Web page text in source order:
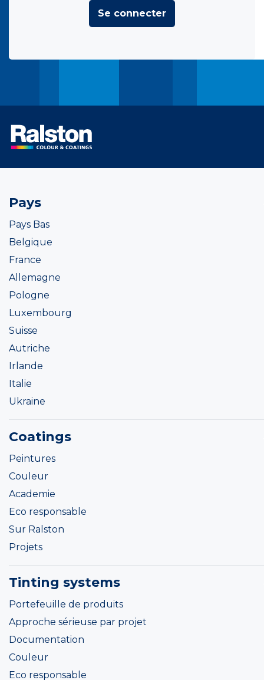
Se connecter
Pays
Pays Bas
Belgique
France
Allemagne
Pologne
Luxembourg
Suisse
Autriche
Irlande
Italie
Ukraine
Coatings
Peintures
Couleur
Academie
Eco responsable
Sur Ralston
Projets
Tinting systems
Portefeuille de produits
Approche sérieuse par projet
Documentation
Couleur
Eco responsable